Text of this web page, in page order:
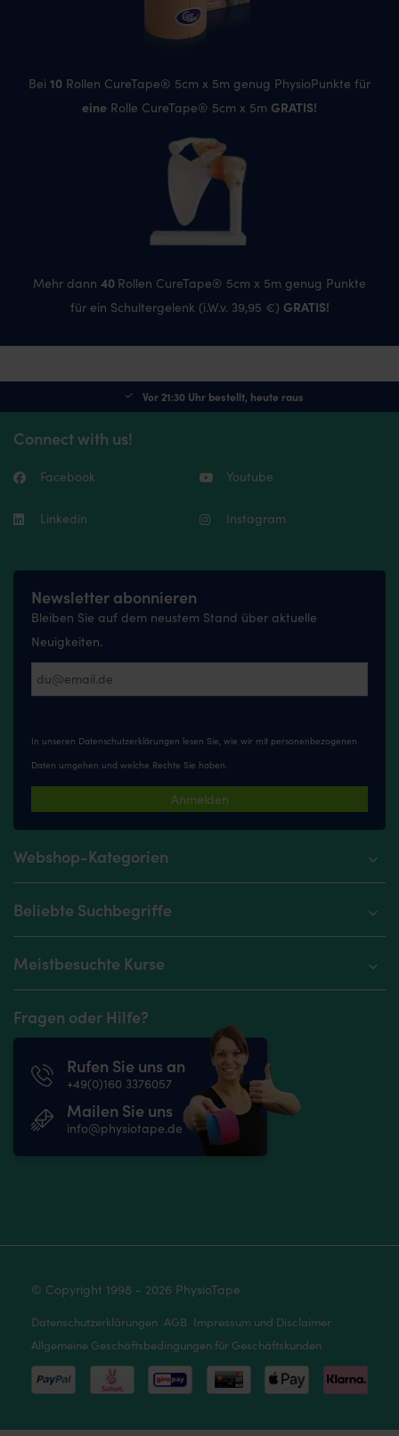
Bei 10 Rollen CureTape® 5cm x 5m genug PhysioPunkte für
eine Rolle CureTape® 5cm x 5m GRATIS!
Mehr dann 40 Rollen CureTape® 5cm x 5m genug Punkte
für ein Schultergelenk (i.W.v. 39,95 €) GRATIS!
Vor 21:30 Uhr bestellt, heute raus
Connect with us!
Facebook Youtube
Linkedin Instagram
Newsletter abonnieren
Bleiben Sie auf dem neustem Stand über aktuelle
Neuigkeiten.
In unseren Datenschutzerklärungen lesen Sie, wie wir mit personenbezogenen
Daten umgehen und welche Rechte Sie haben.
Anmelden
Webshop-Kategorien
Beliebte Suchbegriffe
Meistbesuchte Kurse
Fragen oder Hilfe?
Rufen Sie uns an
+49(0)160 3376057
Mailen Sie uns
info@physiotape.de
© Copyright 1998 - 2026 PhysioTape
Datenschutzerklärungen AGB Impressum und Disclaimer
Allgemeine Geschäftsbedingungen für Geschäftskunden